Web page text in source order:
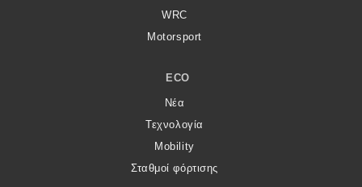
WRC
Motorsport
ECO
Νέα
Τεχνολογία
Mobility
Σταθμοί φόρτισης